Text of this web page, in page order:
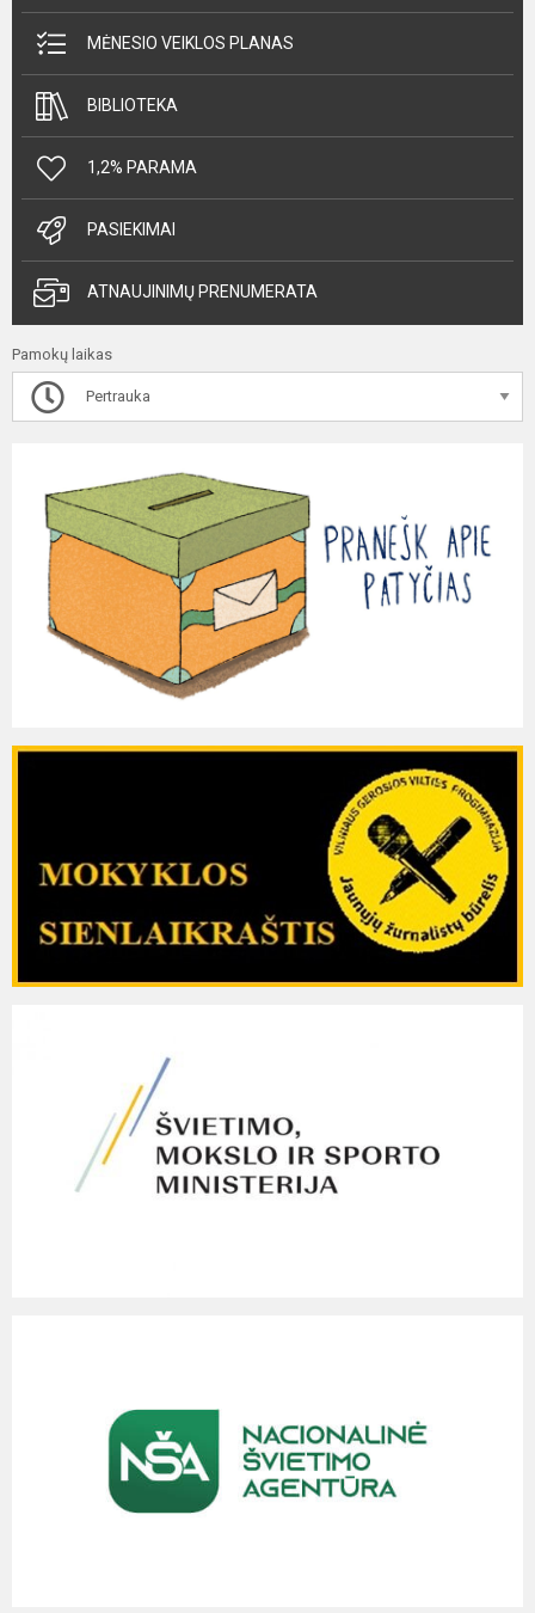
MĖNESIO VEIKLOS PLANAS
BIBLIOTEKA
1,2% PARAMA
PASIEKIMAI
ATNAUJINIMŲ PRENUMERATA
Pamokų laikas
Pertrauka